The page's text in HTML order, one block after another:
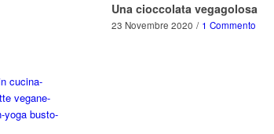
Una cioccolata vegagolosa
23 Novembre 2020 / 1 Commento